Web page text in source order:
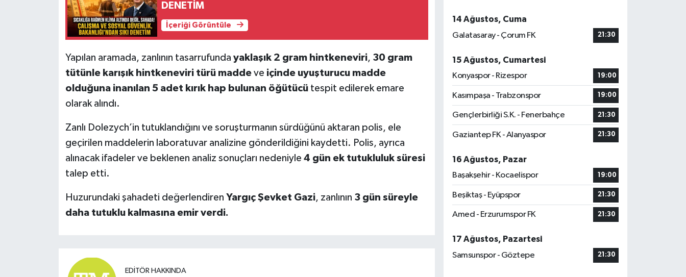
DENETİM
İçeriği Görüntüle
Yapılan aramada, zanlının tasarrufunda yaklaşık 2 gram hintkeneviri, 30 gram
tütünle karışık hintkeneviri türü maddeve içinde uyuşturucu madde
olduğuna inanılan 5 adet kırık hap bulunan öğütücütespit edilerek emare
olarak alındı.
Zanlı Dolezych’in tutuklandığını ve soruşturmanın sürdüğünü aktaran polis, ele
geçirilen maddelerin laboratuvar analizine gönderildiğini kaydetti. Polis, ayrıca
alınacak ifadeler ve beklenen analiz sonuçları nedeniyle 4 gün ek tutukluluk süresi
talep etti.
Huzurundaki şahadeti değerlendiren Yargıç Şevket Gazi, zanlının 3 gün süreyle
daha tutuklu kalmasına emir verdi.
EDITÖR HAKKINDA
14 Ağustos, Cuma
Galatasaray - Çorum FK
21:30
15 Ağustos, Cumartesi
Konyaspor - Rizespor
19:00
Kasımpaşa - Trabzonspor 19:00
Gençlerbirliği S.K. - Fenerbahçe 21:30
Gaziantep FK - Alanyaspor 21:30
16 Ağustos, Pazar
Başakşehir - Kocaelispor
19:00
Beşiktaş - Eyüpspor 21:30
Amed - Erzurumspor FK 21:30
17 Ağustos, Pazartesi
Samsunspor - Göztepe
21:30